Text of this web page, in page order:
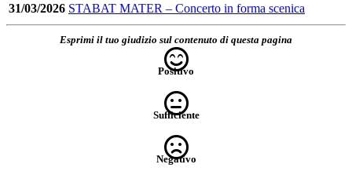
31/03/2026 STABAT MATER – Concerto in forma scenica
Esprimi il tuo giudizio sul contenuto di questa pagina
Positivo
Sufficiente
Negativo